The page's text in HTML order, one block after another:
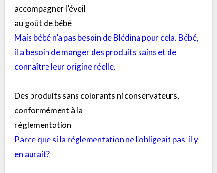
accompagner l’éveil
au goût de bébé
Mais bébé n’a pas besoin de Blédina pour cela. Bébé,
il a besoin de manger des produits sains et de
connaître leur origine réelle.
Des produits sans colorants ni conservateurs,
conformément à la
réglementation
Parce que si la réglementation ne l’obligeait pas, il y
en aurait?